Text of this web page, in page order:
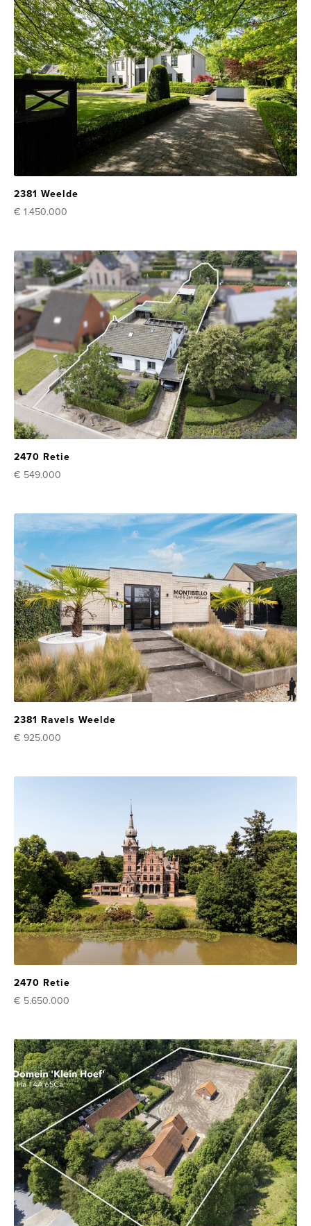
2381 Weelde
€ 1.450.000
2470 Retie
€ 549.000
2381 Ravels Weelde
€ 925.000
2470 Retie
€ 5.650.000